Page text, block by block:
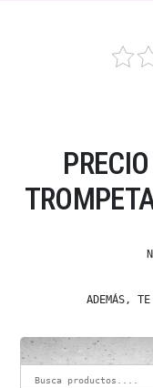
ADEMÁS,